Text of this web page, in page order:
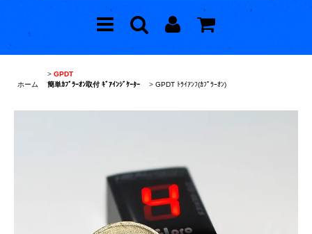
ホーム
> GPDT
簡単ｶﾌﾟﾗｰｵﾝ取付 ｷﾞｱｲﾝｼﾞｹｰﾀｰ
> GPDT ﾄﾗｲｱﾝﾌ(ｶﾌﾟﾗｰｵﾝ)